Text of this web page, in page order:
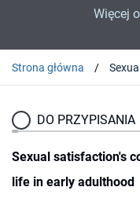
Więcej
Strona główna
DO PRZYPISANIA
Sexual satisfaction's
life in early adulthood